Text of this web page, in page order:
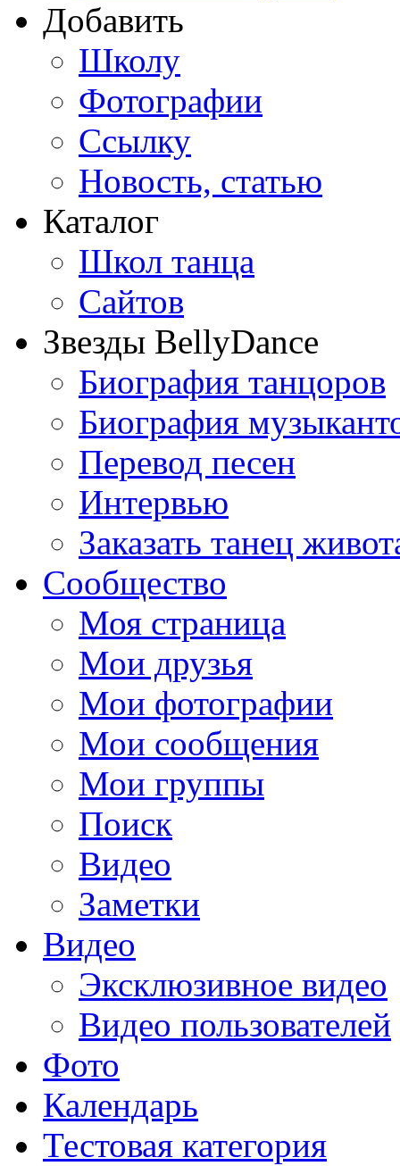
Добавить
Школу
Фотографии
Ссылку
Новость, статью
Каталог
Школ танца
Сайтов
Звезды BellyDance
Биография танцоров
Биография
Перевод песен
Интервью
Заказать танец
Сообщество
Моя страница
Мои друзья
Мои фотографии
Мои сообщения
Мои группы
Поиск
Видео
Заметки
Видео
Эксклюзивное видео
Видео пользователей
Фото
Календарь
Тестовая категория